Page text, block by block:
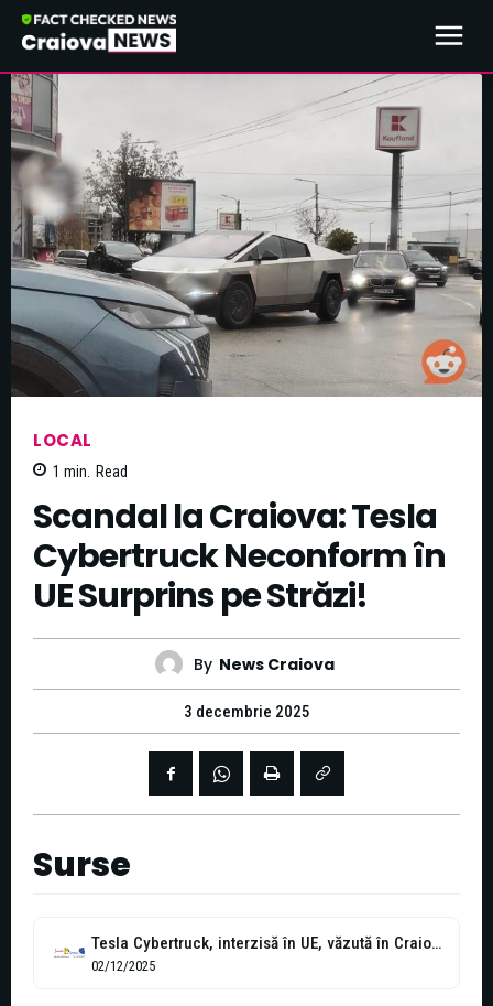
LOCAL
1 min. Read
Scandal la Craiova: Tesla
Cybertruck Neconform în
UE Surprins pe Străzi!
By News Craiova
3 decembrie 2025
Surse
Tesla Cybertruck, interzisă în UE, văzută în Craiova
02/12/2025